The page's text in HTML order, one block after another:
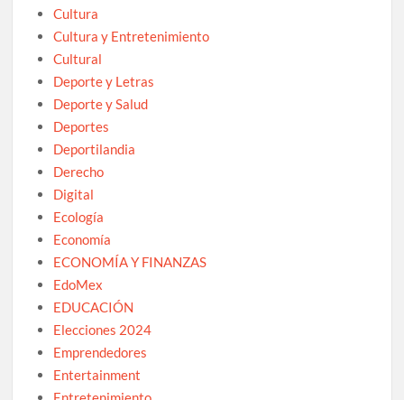
Cultura
Cultura y Entretenimiento
Cultural
Deporte y Letras
Deporte y Salud
Deportes
Deportilandia
Derecho
Digital
Ecología
Economía
ECONOMÍA Y FINANZAS
EdoMex
EDUCACIÓN
Elecciones 2024
Emprendedores
Entertainment